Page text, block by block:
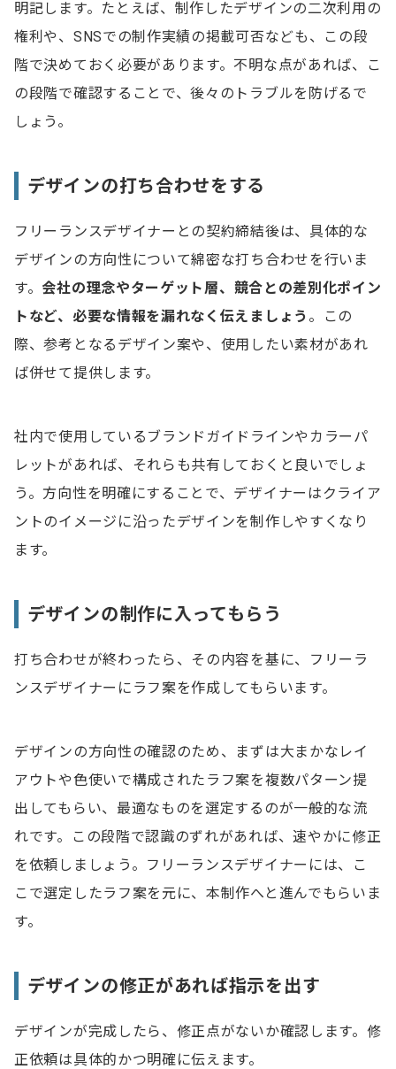
明記します。たとえば、制作したデザインの二次利用の
権利や、SNSでの制作実績の掲載可否なども、この段
階で決めておく必要があります。不明な点があれば、こ
の段階で確認することで、後々のトラブルを防げるで
しょう。
デザインの打ち合わせをする
フリーランスデザイナーとの契約締結後は、具体的な
デザインの方向性について綿密な打ち合わせを行いま
す。 会社の理念やターゲット層、競合との差別化ポイン
トなど、必要な情報を漏れなく伝えましょう 。この
際、参考となるデザイン案や、使用したい素材があれ
ば併せて提供します。
社内で使用しているブランドガイドラインやカラーパ
レットがあれば、それらも共有しておくと良いでしょ
う。方向性を明確にすることで、デザイナーはクライア
ントのイメージに沿ったデザインを制作しやすくなり
ます。
デザインの制作に入ってもらう
打ち合わせが終わったら、その内容を基に、フリーラ
ンスデザイナーにラフ案を作成してもらいます。
デザインの方向性の確認のため、まずは大まかなレイ
アウトや色使いで構成されたラフ案を複数パターン提
出してもらい、最適なものを選定するのが一般的な流
れです。この段階で認識のずれがあれば、速やかに修正
を依頼しましょう。フリーランスデザイナーには、こ
こで選定したラフ案を元に、本制作へと進んでもらいま
す。
デザインの修正があれば指示を出す
デザインが完成したら、修正点がないか確認します。修
正依頼は具体的かつ明確に伝えます。